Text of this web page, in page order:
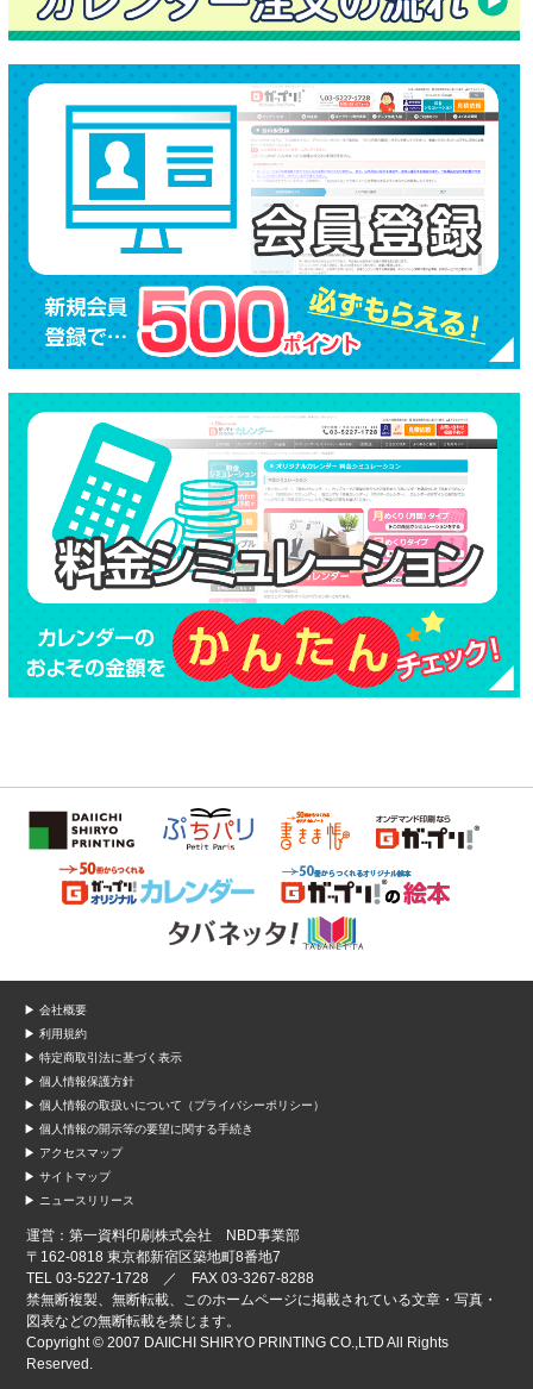
▶ 会社概要
▶ 利用規約
▶ 特定商取引法に基づく表示
▶ 個人情報保護方針
▶ 個人情報の取扱いについて（プライバシーポリシー）
▶ 個人情報の開示等の要望に関する手続き
▶ アクセスマップ
▶ サイトマップ
▶ ニュースリリース
運営：第一資料印刷株式会社 NBD事業部
〒162-0818 東京都新宿区築地町8番地7
TEL 03-5227-1728 ／ FAX 03-3267-8288
禁無断複製、無断転載、このホームページに掲載されている文章・写真・
図表などの無断転載を禁じます。
Copyright © 2007 DAIICHI SHIRYO PRINTING CO.,LTD All Rights
Reserved.